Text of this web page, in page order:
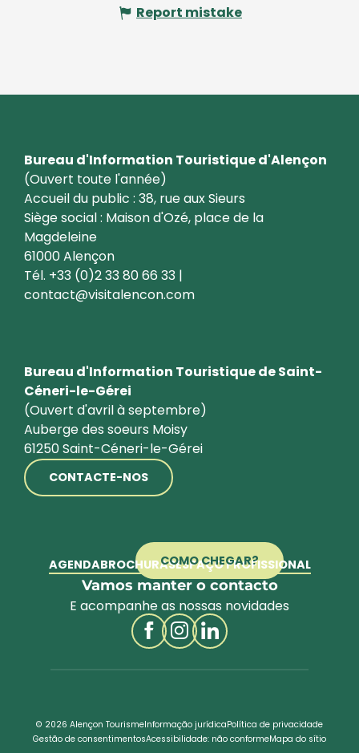
Report mistake
Bureau d'Information Touristique d'Alençon
(Ouvert toute l'année)
Accueil du public : 38, rue aux Sieurs
Siège social : Maison d'Ozé, place de la
Magdeleine
61000 Alençon
Tél. +33 (0)2 33 80 66 33 |
contact@visitalencon.com
Bureau d'Information Touristique de Saint-
Céneri-le-Gérei
(Ouvert d'avril à septembre)
Auberge des soeurs Moisy
61250 Saint-Céneri-le-Gérei
CONTACTE-NOS
COMO CHEGAR?
AGENDABROCHURASESPAÇO PROFISSIONAL
Vamos manter o contacto
E acompanhe as nossas novidades
© 2026 Alençon TourismeInformação jurídicaPolítica de privacidade
Gestão de consentimentosAcessibilidade: não conformeMapa do sítio